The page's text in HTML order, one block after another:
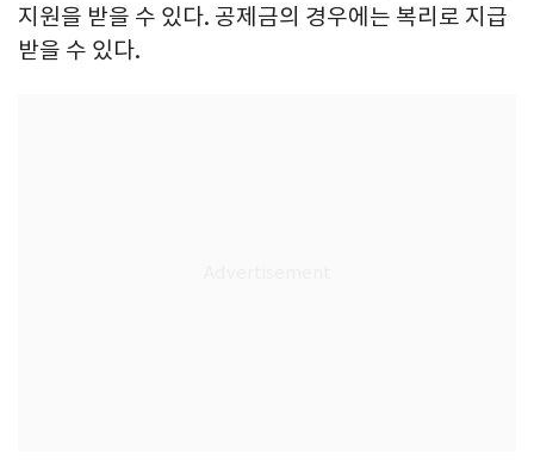
지원을 받을 수 있다. 공제금의 경우에는 복리로 지급
받을 수 있다.